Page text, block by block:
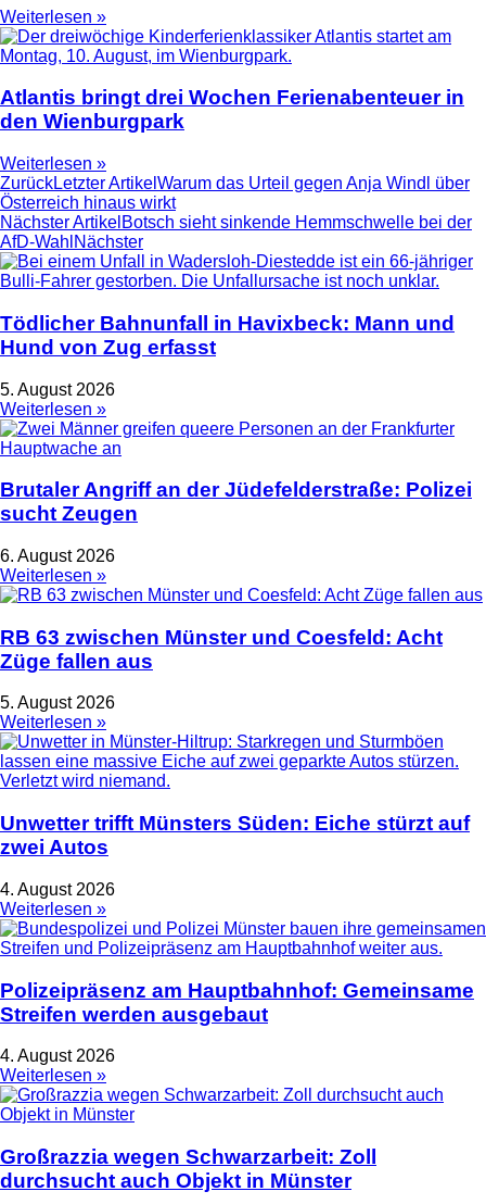
Weiterlesen »
Atlantis bringt drei Wochen Ferienabenteuer in
den Wienburgpark
Weiterlesen »
ZurückLetzter Artikel Warum das Urteil gegen Anja Windl über
Österreich hinaus wirkt
Nächster Artikel Botsch sieht sinkende Hemmschwelle bei der
AfD-Wahl Nächster
Tödlicher Bahnunfall in Havixbeck: Mann und
Hund von Zug erfasst
5. August 2026
Weiterlesen »
Brutaler Angriff an der Jüdefelderstraße: Polizei
sucht Zeugen
6. August 2026
Weiterlesen »
RB 63 zwischen Münster und Coesfeld: Acht
Züge fallen aus
5. August 2026
Weiterlesen »
Unwetter trifft Münsters Süden: Eiche stürzt auf
zwei Autos
4. August 2026
Weiterlesen »
Polizeipräsenz am Hauptbahnhof: Gemeinsame
Streifen werden ausgebaut
4. August 2026
Weiterlesen »
Großrazzia wegen Schwarzarbeit: Zoll
durchsucht auch Objekt in Münster